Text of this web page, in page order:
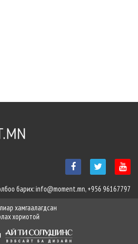
Н.Учрал Засгийн газрын тамгаа
гардаж авлаа
ажлыг эхлүүллээ
барих: info@moment.mn, +956 96167797
хамгаалагдсан
хориотой